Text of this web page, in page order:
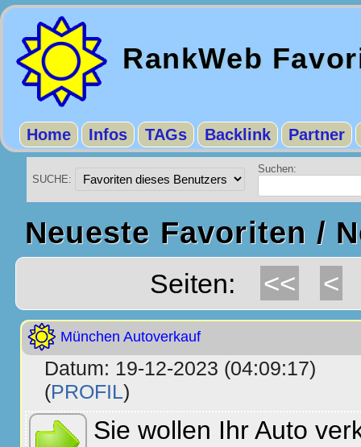
RankWeb
Home Infos TAGs Backlink Partner
SUCHE:
Suchen:
Neueste Favoriten /
Seiten: << <
München Autoverkauf
Datum: 19-12-2023 (04:09:17)
(PROFIL)
Sie wollen Ihr Auto